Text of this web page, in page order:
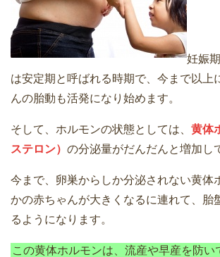
妊娠
は安定期と呼ばれる時期で、今まで以上
んの胎動も活発になり始めます。
そして、ホルモンの状態としては、 黄体
ステロン） の分泌量がだんだんと増加し
今まで、卵巣からしか分泌されない黄体
かの赤ちゃんが大きくなるに連れて、胎
るようになります。
この黄体ホルモンは、流産や早産を防い